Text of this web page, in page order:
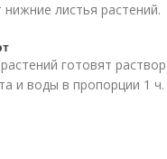
листья растений.
готовят
и воды в пропорции 1 ч.